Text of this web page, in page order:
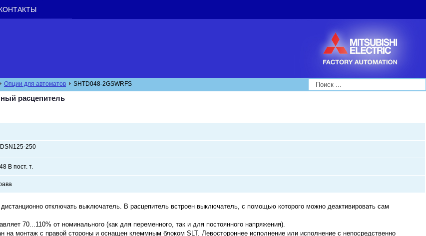
Опции для автоматов SHTD048-2GSWRFS Search...
расцепитель
DSN125-250
В пост. т.
отключать выключатель. В расцепитель встроен выключатель, с помощью которого можно деактивировать сам
70...110% от номинального (как для переменного, так и для постоянного напряжения).
на монтаж с правой стороны и оснащен клеммным блоком SLT. Левостороннее исполнение или исполнение с непосредственно